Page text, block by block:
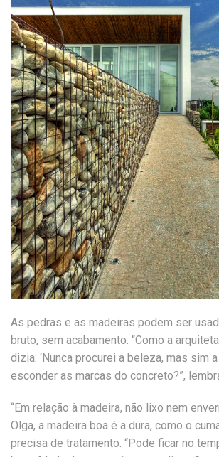
As pedras e as madeiras podem ser
bruto, sem acabamento. “Como a
dizia: ‘Nunca procurei a beleza, mas sim
esconder as marcas do concreto?”,
“Em relação à madeira, não lixo nem
Olga, a madeira boa é a dura, como o
precisa de tratamento. “Pode ficar no